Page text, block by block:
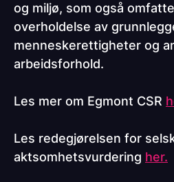
og miljø, som også
overholdelse av
menneskerettigheter og
arbeidsforhold.
Les mer om Egmont CSR
Les redegjørelsen for
aktsomhetsvurdering her.